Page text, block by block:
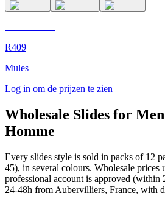
R409
Mules
Log in om de prijzen te zien
Wholesale Slides for
Homme
Every slides style is sold in packs of 12
45), in several colours. Wholesale prices
professional account is approved (within
24-48h from Aubervilliers, France, with